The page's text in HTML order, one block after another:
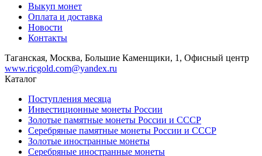
Выкуп монет
Оплата и доставка
Новости
Контакты
Таганская, Москва, Большие Каменщики, 1, Офисный центр
www.ricgold.com@yandex.ru
Каталог
Поступления месяца
Инвестиционные монеты России
Золотые памятные монеты России и СССР
Серебряные памятные монеты России и СССР
Золотые иностранные монеты
Серебряные иностранные монеты